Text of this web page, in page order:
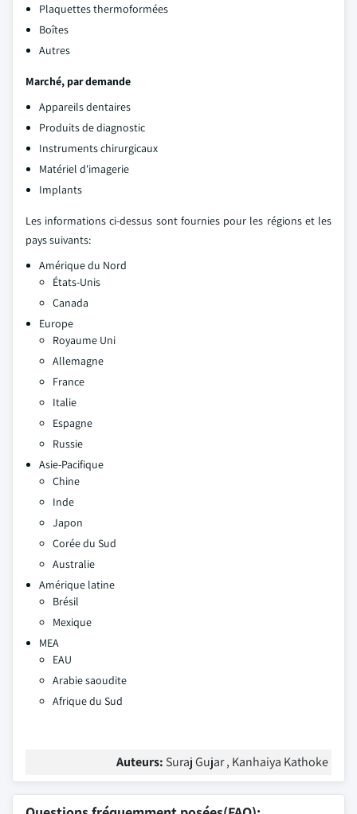
Plaquettes thermoformées
Boîtes
Autres
Marché, par demande
Appareils dentaires
Produits de diagnostic
Instruments chirurgicaux
Matériel d'imagerie
Implants
Les informations ci-dessus sont fournies pour les régions et les
pays suivants:
Amérique du Nord
États-Unis
Canada
Europe
Royaume Uni
Allemagne
France
Italie
Espagne
Russie
Asie-Pacifique
Chine
Inde
Japon
Corée du Sud
Australie
Amérique latine
Brésil
Mexique
MEA
EAU
Arabie saoudite
Afrique du Sud
Auteurs: Suraj Gujar , Kanhaiya Kathoke